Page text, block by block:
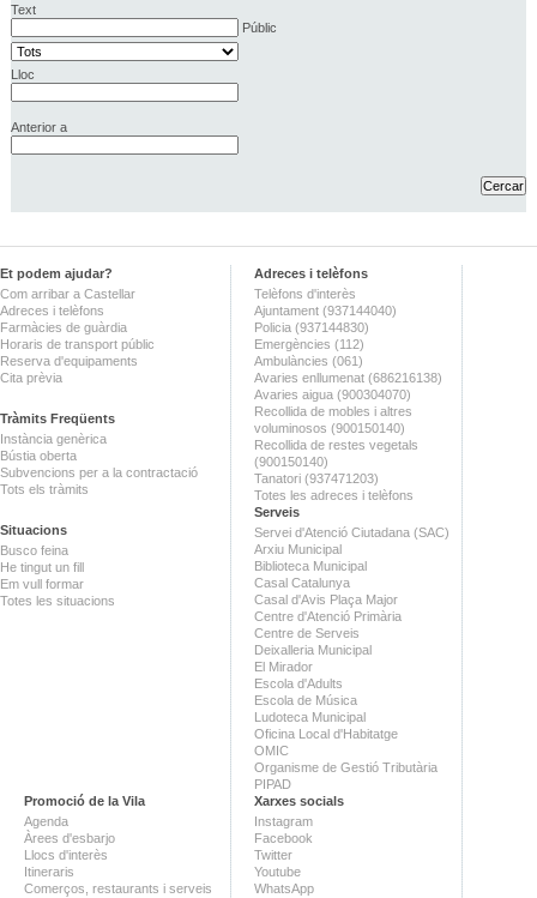
Text
Públic
Lloc
Anterior a
Et podem ajudar?
Com arribar a Castellar
Adreces i telèfons
Farmàcies de guàrdia
Horaris de transport públic
Reserva d'equipaments
Cita prèvia
Tràmits Freqüents
Instància genèrica
Bústia oberta
Subvencions per a la contractació
Tots els tràmits
Situacions
Busco feina
He tingut un fill
Em vull formar
Totes les situacions
Adreces i telèfons
Telèfons d'interès
Ajuntament (937144040)
Policia (937144830)
Emergències (112)
Ambulàncies (061)
Avaries enllumenat (686216138)
Avaries aigua (900304070)
Recollida de mobles i altres
voluminosos (900150140)
Recollida de restes vegetals
(900150140)
Tanatori (937471203)
Totes les adreces i telèfons
Serveis
Servei d'Atenció Ciutadana (SAC)
Arxiu Municipal
Biblioteca Municipal
Casal Catalunya
Casal d'Avis Plaça Major
Centre d'Atenció Primària
Centre de Serveis
Deixalleria Municipal
El Mirador
Escola d'Adults
Escola de Música
Ludoteca Municipal
Oficina Local d'Habitatge
OMIC
Organisme de Gestió Tributària
PIPAD
Promoció de la Vila
Agenda
Àrees d'esbarjo
Llocs d'interès
Itineraris
Comerços, restaurants i serveis
Xarxes socials
Instagram
Facebook
Twitter
Youtube
WhatsApp